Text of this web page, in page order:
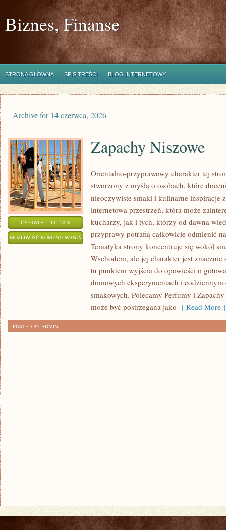
Biznes, Finanse
STRONA GŁÓWNA SPIS TREŚCI BLOG INTERNETOWY
Archive for 14 czerwca, 2026
CZERWIEC - 14 - 2026
MOŻLIWOŚĆ KOMENTOWANIA ZAPACHY
NISZOWE
Zapachy Niszowe
Orientalno-przyprawowy charakter tej
stworzony z myślą o osobach, które
nieoczywiste smaki i kulinarne inspiracje
internetowa przestrzeń, która może
kucharzy, jak i tych, którzy od dawna
przyprawy potrafią całkowicie odmienić
Tematyka strony koncentruje się wokół
Wschodem, ale jej charakter jest
tu punktem wyjścia do opowieści o
domowych eksperymentach i
smakowych. Polecamy Perfumy i
może być postrzegana jako [ Read More ]
POSTED BY ADMIN